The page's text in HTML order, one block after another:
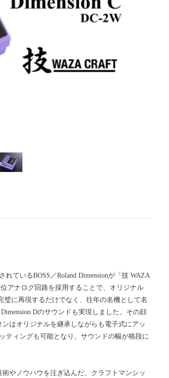
ているBOSS／Roland Dimensionが「技 WAZA
アナログ回路を採用することで、オリジナル
璧に再現するだけでなく、往年の名機として名
Dのサウンドも実現しました。その顔
はオリジナルを継承しながらも電子式にアッ
ティングも可能となり、サウンドの幅が格段に
やノウハウを注ぎ込んだ、クラフトマンシッ